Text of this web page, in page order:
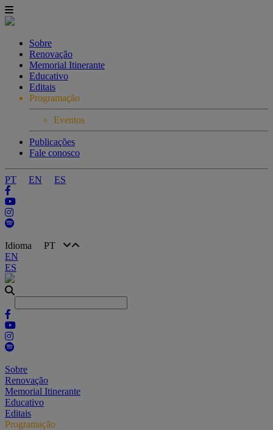
Sobre
Renovação
Memorial Itinerante
Educativo
Editais
Programação
Eventos
Publicações
Fale conosco
PT EN ES
Idioma PT
EN
ES
Sobre
Renovação
Memorial Itinerante
Educativo
Editais
Programação